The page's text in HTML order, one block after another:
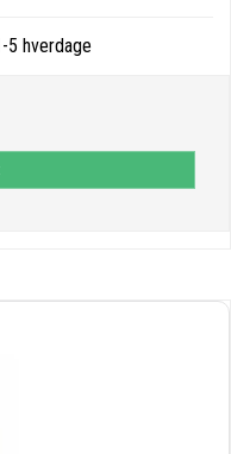
5 hverdage